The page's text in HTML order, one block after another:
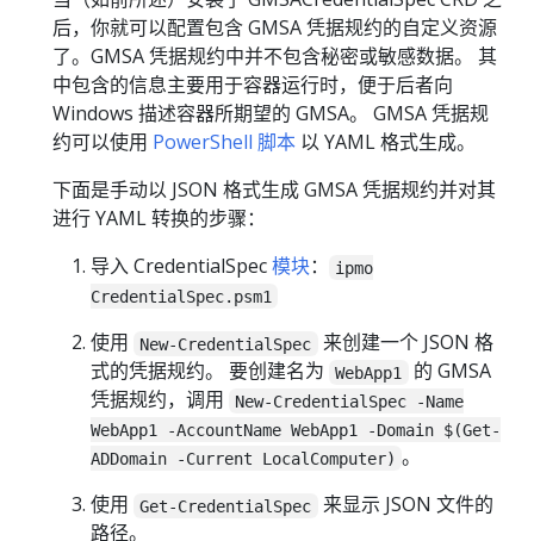
后，你就可以配置包含 GMSA 凭据规约的自定义资源
了。GMSA 凭据规约中并不包含秘密或敏感数据。 其
中包含的信息主要用于容器运行时，便于后者向
Windows 描述容器所期望的 GMSA。 GMSA 凭据规
约可以使用 PowerShell 脚本 以 YAML 格式生成。
下面是手动以 JSON 格式生成 GMSA 凭据规约并对其
进行 YAML 转换的步骤：
导入 CredentialSpec模块：
ipmo
CredentialSpec.psm1
使用 New-CredentialSpec
来创建一个 JSON 格
式的凭据规约。 要创建名为
WebApp1
的 GMSA
凭据规约，调用
New-CredentialSpec -Name
WebApp1 -AccountName WebApp1 -Domain $(Get-
ADDomain -Current LocalComputer) 。
使用
Get-CredentialSpec
来显示 JSON 文件的
路径。